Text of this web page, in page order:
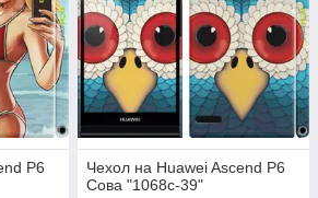
P6
Чехол на Huawei Ascend P6
Сова "1068c-39"